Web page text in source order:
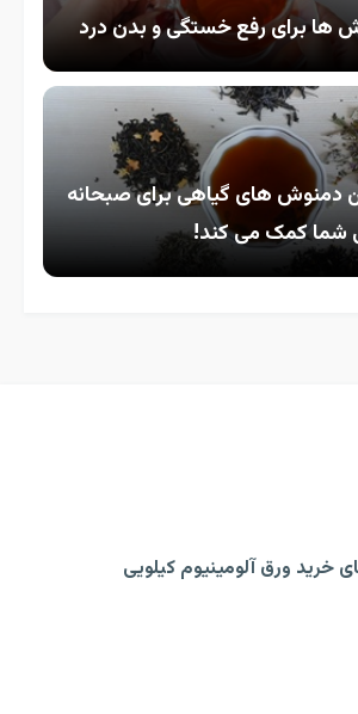
ها برای رفع خستگی و بدن درد
دمنوش های گیاهی برای صبحانه
شما کمک می کند!
خرید ورق آلومینیوم کیلویی